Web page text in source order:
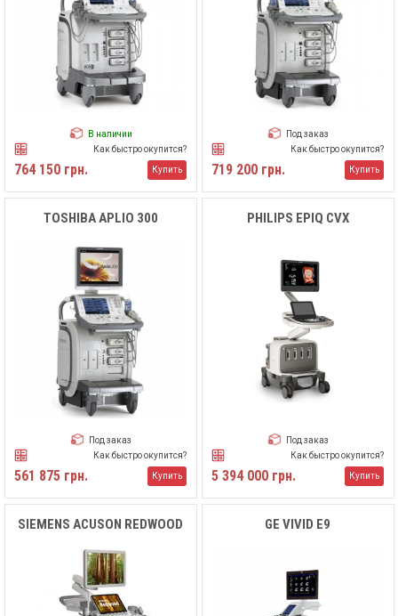
В наличии
Как быстро окупится?
764 150 грн. Купить
Под заказ
Как быстро окупится?
719 200 грн. Купить
TOSHIBA APLIO 300
Под заказ
Как быстро окупится?
561 875 грн. Купить
PHILIPS EPIQ CVX
Под заказ
Как быстро окупится?
5 394 000 грн. Купить
SIEMENS ACUSON REDWOOD GE VIVID E9